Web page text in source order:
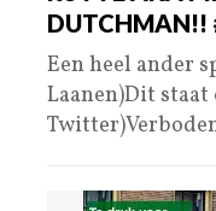
DUTCHMAN!!
Een heel ander
Laanen)Dit